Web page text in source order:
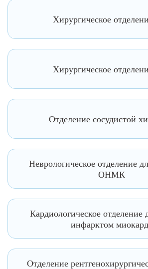
Хирургическое
Хирургическое
Отделение сосудистой
Неврологическое отделение
ОНМК
Кардиологическое отделение
инфарктом
Отделение